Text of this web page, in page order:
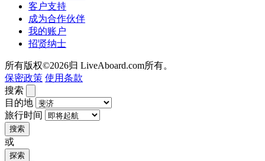
客户支持
成为合作伙伴
我的账户
招贤纳士
所有版权©2026归 LiveAboard.com所有。
保密政策 使用条款
搜索
目的地
旅行时间
搜索
或
探索